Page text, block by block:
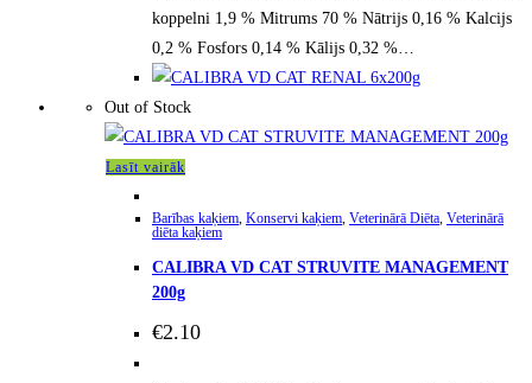
koppelni 1,9 % Mitrums 70 % Nātrijs 0,16 % Kalcijs
0,2 % Fosfors 0,14 % Kālijs 0,32 %…
Out of Stock
Lasīt vairāk
Barības kaķiem, Konservi kaķiem, Veterinārā Diēta, Veterinārā
diēta kaķiem
CALIBRA VD CAT STRUVITE MANAGEMENT
200g
€2.10